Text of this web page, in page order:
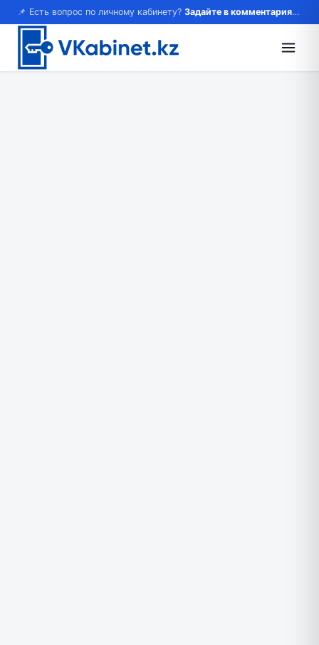
📌 Есть вопрос по личному кабинету? Задайте в комментариях — ответим!